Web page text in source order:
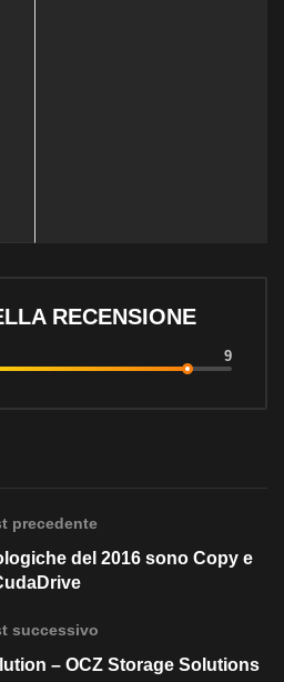
RECENSIONE
9
precedente
del 2016 sono Copy e
successivo
– OCZ Storage Solutions